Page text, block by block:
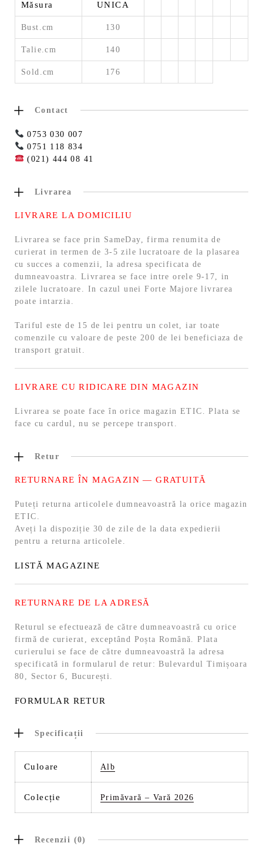
Măsura UNICA
Bust.cm 130
Talie.cm 140
Sold.cm 176
Contact
0753 030 007
0751 118 834
(021) 444 08 41
Livrarea
LIVRARE LA DOMICILIU
Livrarea se face prin SameDay, firma renumita de
curierat in termen de 3-5 zile lucratoare de la plasarea
cu succes a comenzii, la adresa specificata de
dumneavoastra. Livrarea se face intre orele 9-17, in
zilele lucratoare. In cazul unei Forte Majore livrarea
poate intarzia.
Tariful este de 15 de lei pentru un colet, iar toate
comenzile cu valoare de peste 200 de lei beneficiaza de
transport gratuit.
LIVRARE CU RIDICARE DIN MAGAZIN
Livrarea se poate face în orice magazin ETIC. Plata se
face cu cardul, nu se percepe transport.
Retur
RETURNARE ÎN MAGAZIN — GRATUITĂ
Puteți returna articolele dumneavoastră la orice magazin
ETIC.
Aveți la dispoziție 30 de zile de la data expedierii
pentru a returna articolele.
LISTĂ MAGAZINE
RETURNARE DE LA ADRESĂ
Returul se efectuează de către dumneavoastră cu orice
firmă de curierat, exceptând Poșta Română. Plata
curierului se face de către dumneavoastră la adresa
specificată in formularul de retur: Bulevardul Timișoara
80, Sector 6, București.
FORMULAR RETUR
Specificații
Culoare Alb
Colecție Primăvară – Vară 2026
Recenzii (0)